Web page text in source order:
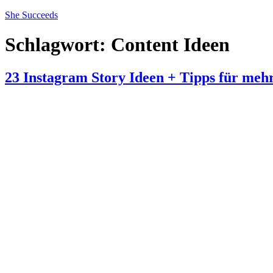
Zum
springen
She Succeeds
Schlagwort: Content Ideen
23 Instagram Story Ideen + Tipps für